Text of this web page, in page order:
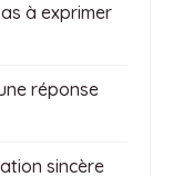
à exprimer
réponse
sincère